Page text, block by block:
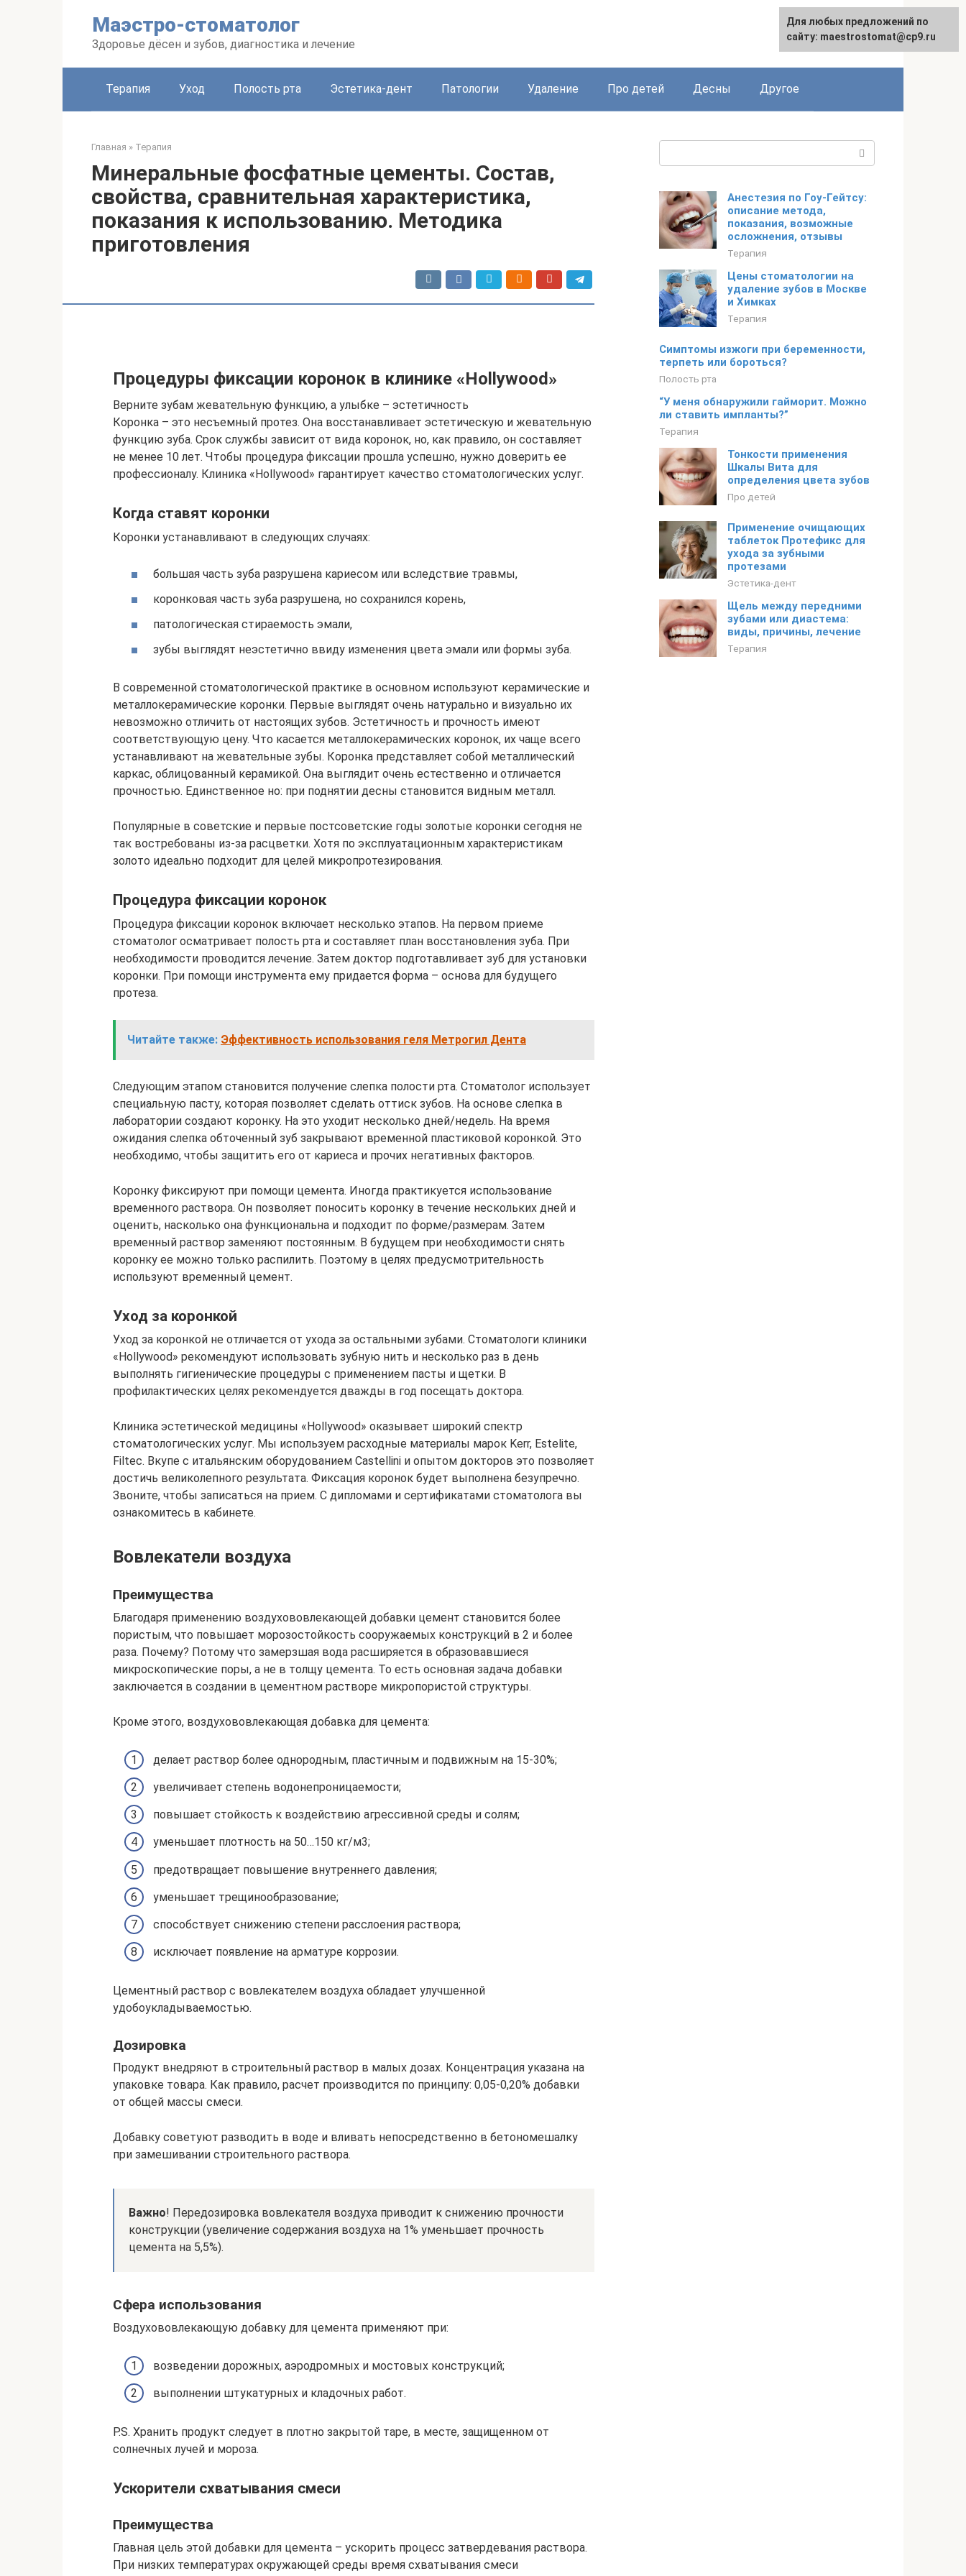
Маэстро-стоматолог
Здоровье дёсен и зубов, диагностика и лечение
Терапия Уход Полость рта Эстетика-дент Патологии Удаление Про детей Десны Другое
Главная » Терапия
Минеральные фосфатные цементы. Состав,
свойства, сравнительная характеристика,
показания к использованию. Методика
приготовления
Процедуры фиксации коронок в клинике «Hollywood»
Верните зубам жевательную функцию, а улыбке – эстетичность
Коронка – это несъемный протез. Она восстанавливает эстетическую и жевательную
функцию зуба. Срок службы зависит от вида коронок, но, как правило, он составляет
не менее 10 лет. Чтобы процедура фиксации прошла успешно, нужно доверить ее
профессионалу. Клиника «Hollywood» гарантирует качество стоматологических услуг.
Когда ставят коронки
Коронки устанавливают в следующих случаях:
большая часть зуба разрушена кариесом или вследствие травмы,
коронковая часть зуба разрушена, но сохранился корень,
патологическая стираемость эмали,
зубы выглядят неэстетично ввиду изменения цвета эмали или формы зуба.
В современной стоматологической практике в основном используют керамические и
металлокерамические коронки. Первые выглядят очень натурально и визуально их
невозможно отличить от настоящих зубов. Эстетичность и прочность имеют
соответствующую цену. Что касается металлокерамических коронок, их чаще всего
устанавливают на жевательные зубы. Коронка представляет собой металлический
каркас, облицованный керамикой. Она выглядит очень естественно и отличается
прочностью. Единственное но: при поднятии десны становится видным металл.
Популярные в советские и первые постсоветские годы золотые коронки сегодня не
так востребованы из-за расцветки. Хотя по эксплуатационным характеристикам
золото идеально подходит для целей микропротезирования.
Процедура фиксации коронок
Процедура фиксации коронок включает несколько этапов. На первом приеме
стоматолог осматривает полость рта и составляет план восстановления зуба. При
необходимости проводится лечение. Затем доктор подготавливает зуб для установки
коронки. При помощи инструмента ему придается форма – основа для будущего
протеза.
Читайте также: Эффективность использования геля Метрогил Дента
Следующим этапом становится получение слепка полости рта. Стоматолог использует
специальную пасту, которая позволяет сделать оттиск зубов. На основе слепка в
лаборатории создают коронку. На это уходит несколько дней/недель. На время
ожидания слепка обточенный зуб закрывают временной пластиковой коронкой. Это
необходимо, чтобы защитить его от кариеса и прочих негативных факторов.
Коронку фиксируют при помощи цемента. Иногда практикуется использование
временного раствора. Он позволяет поносить коронку в течение нескольких дней и
оценить, насколько она функциональна и подходит по форме/размерам. Затем
временный раствор заменяют постоянным. В будущем при необходимости снять
коронку ее можно только распилить. Поэтому в целях предусмотрительность
используют временный цемент.
Уход за коронкой
Уход за коронкой не отличается от ухода за остальными зубами. Стоматологи клиники
«Hollywood» рекомендуют использовать зубную нить и несколько раз в день
выполнять гигиенические процедуры с применением пасты и щетки. В
профилактических целях рекомендуется дважды в год посещать доктора.
Клиника эстетической медицины «Hollywood» оказывает широкий спектр
стоматологических услуг. Мы используем расходные материалы марок Kerr, Estelite,
Filtec. Вкупе с итальянским оборудованием Castellini и опытом докторов это позволяет
достичь великолепного результата. Фиксация коронок будет выполнена безупречно.
Звоните, чтобы записаться на прием. С дипломами и сертификатами стоматолога вы
ознакомитесь в кабинете.
Вовлекатели воздуха
Преимущества
Благодаря применению воздухововлекающей добавки цемент становится более
пористым, что повышает морозостойкость сооружаемых конструкций в 2 и более
раза. Почему? Потому что замерзшая вода расширяется в образовавшиеся
микроскопические поры, а не в толщу цемента. То есть основная задача добавки
заключается в создании в цементном растворе микропористой структуры.
Кроме этого, воздухововлекающая добавка для цемента:
делает раствор более однородным, пластичным и подвижным на 15-30%;
увеличивает степень водонепроницаемости;
повышает стойкость к воздействию агрессивной среды и солям;
уменьшает плотность на 50…150 кг/м3;
предотвращает повышение внутреннего давления;
уменьшает трещинообразование;
способствует снижению степени расслоения раствора;
исключает появление на арматуре коррозии.
Цементный раствор с вовлекателем воздуха обладает улучшенной
удобоукладываемостью.
Дозировка
Продукт внедряют в строительный раствор в малых дозах. Концентрация указана на
упаковке товара. Как правило, расчет производится по принципу: 0,05-0,20% добавки
от общей массы смеси.
Добавку советуют разводить в воде и вливать непосредственно в бетономешалку
при замешивании строительного раствора.
Важно! Передозировка вовлекателя воздуха приводит к снижению прочности
конструкции (увеличение содержания воздуха на 1% уменьшает прочность
цемента на 5,5%).
Сфера использования
Воздухововлекающую добавку для цемента применяют при:
возведении дорожных, аэродромных и мостовых конструкций;
выполнении штукатурных и кладочных работ.
P.S. Хранить продукт следует в плотно закрытой таре, в месте, защищенном от
солнечных лучей и мороза.
Ускорители схватывания смеси
Преимущества
Главная цель этой добавки для цемента – ускорить процесс затвердевания раствора.
При низких температурах окружающей среды время схватывания смеси
Анестезия по Гоу-Гейтсу:
описание метода,
показания, возможные
осложнения, отзывы
Терапия
Цены стоматологии на
удаление зубов в Москве
и Химках
Терапия
Симптомы изжоги при беременности,
терпеть или бороться?
Полость рта
“У меня обнаружили гайморит. Можно
ли ставить импланты?”
Терапия
Тонкости применения
Шкалы Вита для
определения цвета зубов
Про детей
Применение очищающих
таблеток Протефикс для
ухода за зубными
протезами
Эстетика-дент
Щель между передними
зубами или диастема:
виды, причины, лечение
Терапия
Для любых предложений по
сайту: maestrostomat@cp9.ru